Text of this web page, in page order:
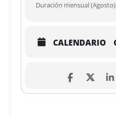
Duración mensual (Agosto)
CALENDARIO